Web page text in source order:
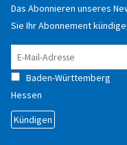
Das Abonnieren unseres
Sie Ihr Abonnement
Baden-
Hessen